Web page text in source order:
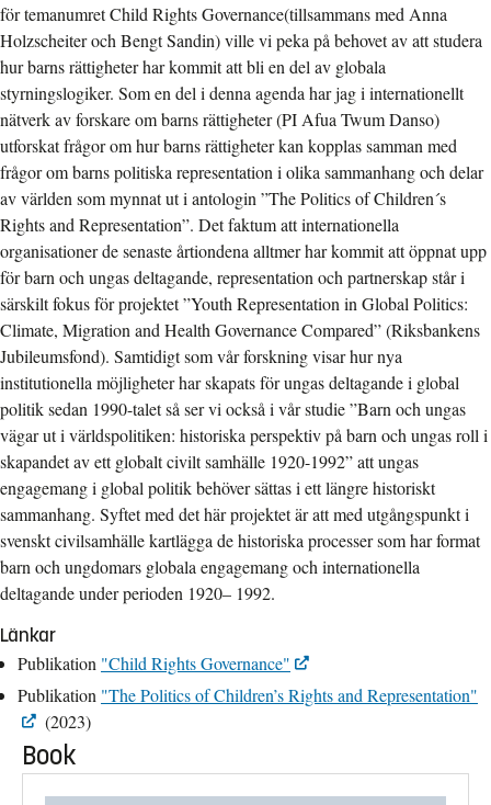
för temanumret Child Rights Governance(tillsammans med Anna
Holzscheiter och Bengt Sandin) ville vi peka på behovet av att studera
hur barns rättigheter har kommit att bli en del av globala
styrningslogiker. Som en del i denna agenda har jag i internationellt
nätverk av forskare om barns rättigheter (PI Afua Twum Danso)
utforskat frågor om hur barns rättigheter kan kopplas samman med
frågor om barns politiska representation i olika sammanhang och delar
av världen som mynnat ut i antologin ”The Politics of Children´s
Rights and Representation”. Det faktum att internationella
organisationer de senaste årtiondena alltmer har kommit att öppnat upp
för barn och ungas deltagande, representation och partnerskap står i
särskilt fokus för projektet ”Youth Representation in Global Politics:
Climate, Migration and Health Governance Compared” (Riksbankens
Jubileumsfond). Samtidigt som vår forskning visar hur nya
institutionella möjligheter har skapats för ungas deltagande i global
politik sedan 1990-talet så ser vi också i vår studie ”Barn och ungas
vägar ut i världspolitiken: historiska perspektiv på barn och ungas roll i
skapandet av ett globalt civilt samhälle 1920-1992” att ungas
engagemang i global politik behöver sättas i ett längre historiskt
sammanhang. Syftet med det här projektet är att med utgångspunkt i
svenskt civilsamhälle kartlägga de historiska processer som har format
barn och ungdomars globala engagemang och internationella
deltagande under perioden 1920– 1992.
Länkar
Publikation "Child Rights Governance"
Publikation "The Politics of Children’s Rights and Representation"
(2023)
Book